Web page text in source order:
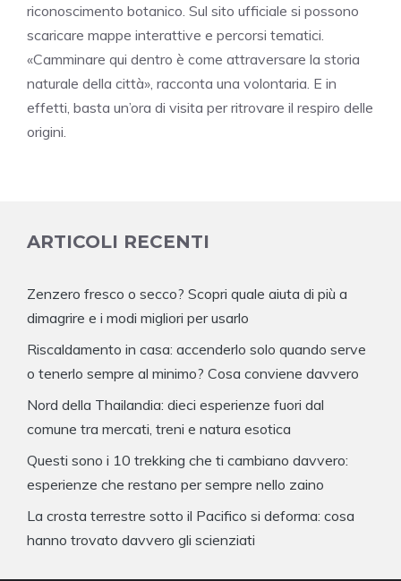
riconoscimento botanico. Sul sito ufficiale si possono
scaricare mappe interattive e percorsi tematici.
«Camminare qui dentro è come attraversare la storia
naturale della città», racconta una volontaria. E in
effetti, basta un’ora di visita per ritrovare il respiro delle
origini.
ARTICOLI RECENTI
Zenzero fresco o secco? Scopri quale aiuta di più a
dimagrire e i modi migliori per usarlo
Riscaldamento in casa: accenderlo solo quando serve
o tenerlo sempre al minimo? Cosa conviene davvero
Nord della Thailandia: dieci esperienze fuori dal
comune tra mercati, treni e natura esotica
Questi sono i 10 trekking che ti cambiano davvero:
esperienze che restano per sempre nello zaino
La crosta terrestre sotto il Pacifico si deforma: cosa
hanno trovato davvero gli scienziati